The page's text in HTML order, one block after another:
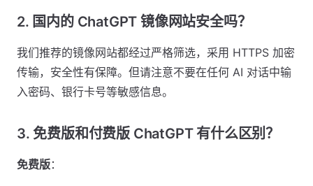
2. 国内的 ChatGPT 镜像网站安全吗？
我们推荐的镜像网站都经过严格筛选，采用 HTTPS 加密
传输，安全性有保障。但请注意不要在任何 AI 对话中输
入密码、银行卡号等敏感信息。
3. 免费版和付费版 ChatGPT 有什么区别？
免费版：